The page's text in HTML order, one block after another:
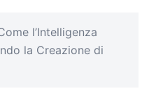
l’Intelligenza
la Creazione di